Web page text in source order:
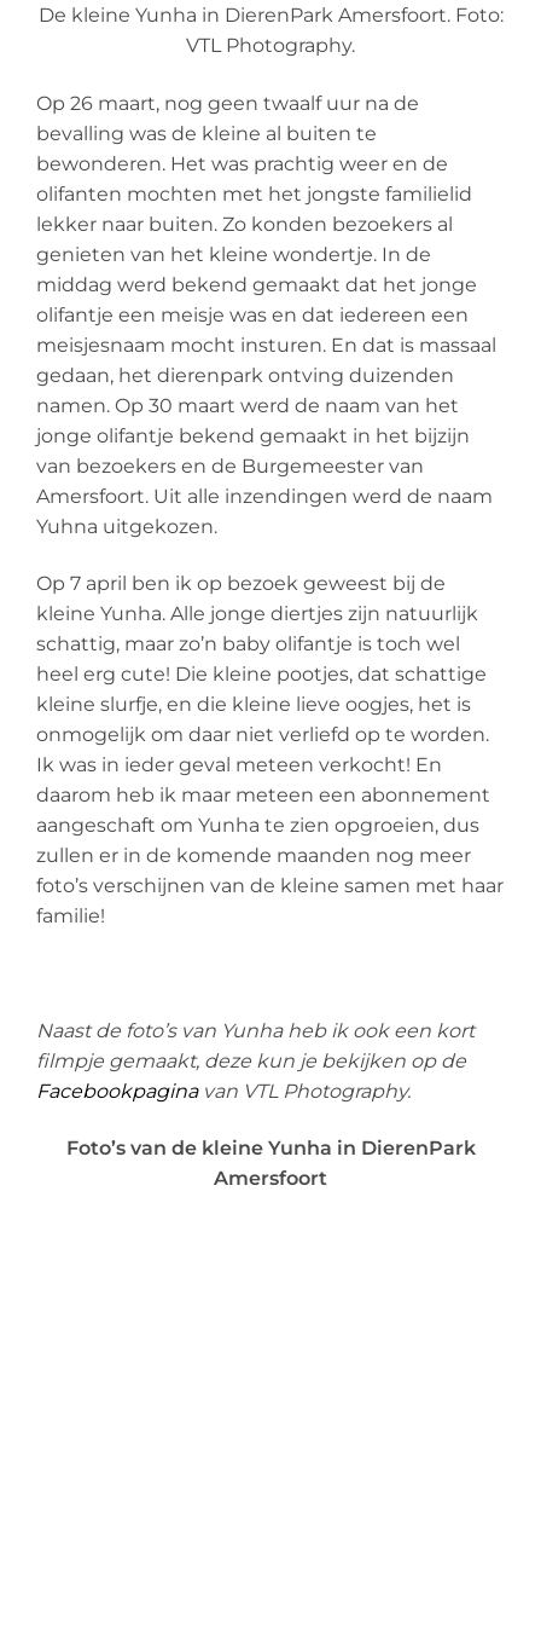
De kleine Yunha in DierenPark Amersfoort. Foto:
VTL Photography.
Op 26 maart, nog geen twaalf uur na de
bevalling was de kleine al buiten te
bewonderen. Het was prachtig weer en de
olifanten mochten met het jongste familielid
lekker naar buiten. Zo konden bezoekers al
genieten van het kleine wondertje. In de
middag werd bekend gemaakt dat het jonge
olifantje een meisje was en dat iedereen een
meisjesnaam mocht insturen. En dat is massaal
gedaan, het dierenpark ontving duizenden
namen. Op 30 maart werd de naam van het
jonge olifantje bekend gemaakt in het bijzijn
van bezoekers en de Burgemeester van
Amersfoort. Uit alle inzendingen werd de naam
Yuhna uitgekozen.
Op 7 april ben ik op bezoek geweest bij de
kleine Yunha. Alle jonge diertjes zijn natuurlijk
schattig, maar zo’n baby olifantje is toch wel
heel erg cute! Die kleine pootjes, dat schattige
kleine slurfje, en die kleine lieve oogjes, het is
onmogelijk om daar niet verliefd op te worden.
Ik was in ieder geval meteen verkocht! En
daarom heb ik maar meteen een abonnement
aangeschaft om Yunha te zien opgroeien, dus
zullen er in de komende maanden nog meer
foto’s verschijnen van de kleine samen met haar
familie!
Naast de foto’s van Yunha heb ik ook een kort
filmpje gemaakt, deze kun je bekijken op de
Facebookpaginavan VTL Photography.
Foto’s van de kleine Yunha in DierenPark
Amersfoort